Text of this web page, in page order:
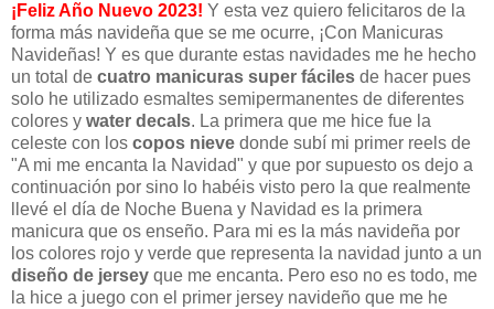
¡Feliz Año Nuevo 2023! Y esta vez quiero felicitaros de la
forma más navideña que se me ocurre, ¡Con Manicuras
Navideñas! Y es que durante estas navidades me he hecho
un total de cuatro manicuras super fáciles de hacer pues
solo he utilizado esmaltes semipermanentes de diferentes
colores y water decals. La primera que me hice fue la
celeste con los copos nieve donde subí mi primer reels de
"A mi me encanta la Navidad" y que por supuesto os dejo a
continuación por sino lo habéis visto pero la que realmente
llevé el día de Noche Buena y Navidad es la primera
manicura que os enseño. Para mi es la más navideña por
los colores rojo y verde que representa la navidad junto a un
diseño de jersey que me encanta. Pero eso no es todo, me
la hice a juego con el primer jersey navideño que me he